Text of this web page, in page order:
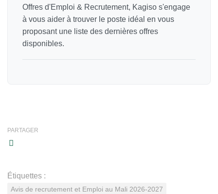
Offres d'Emploi & Recrutement, Kagiso s'engage
à vous aider à trouver le poste idéal en vous
proposant une liste des dernières offres
disponibles.
PARTAGER
Étiquettes :
Avis de recrutement et Emploi au Mali 2026-2027